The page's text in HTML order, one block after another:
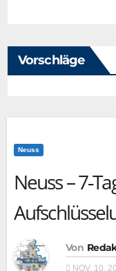
Vorschläge
Neuss
Neuss –
Von
NOV. 10,